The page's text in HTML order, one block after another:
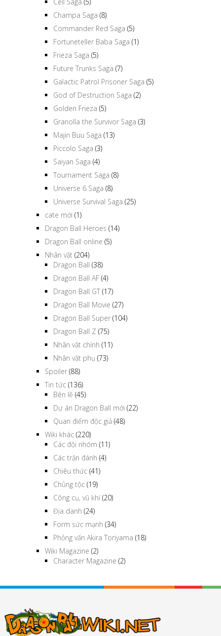
Champa Saga (8)
Commander Red Saga (5)
Fortuneteller Baba Saga (1)
Frieza Saga (5)
Future Trunks Saga (7)
Galactic Patrol Prisoner Saga (5)
God of Destruction Saga (2)
Golden Frieza (5)
Granolla the Survivor Saga (3)
Majin Buu Saga (13)
Piccolo Saga (3)
Saiyan Saga (4)
Tournament Saga (8)
Universe 6 Saga (8)
Universe Survival Saga (25)
cate mới (1)
Dragon Ball Heroes (14)
Dragon Ball online (5)
Nhân vật (204)
Dragon Ball (38)
Dragon Ball AF (4)
Dragon Ball GT (17)
Dragon Ball Movie (27)
Dragon Ball Super (104)
Dragon Ball Z (75)
Nhân vật chính (11)
Nhân vật phụ (73)
Spoiler (88)
Tin tức (136)
Bên lề (45)
Dự án Dragon Ball mới (22)
Quan điểm độc giả (48)
Wiki khác (220)
Các đội nhóm (11)
Các trận đánh (4)
Chiêu thức (41)
Chủng tộc (19)
Công cụ, vũ khí(20)
Địa danh (24)
Form sức mạnh (34)
Phỏng vấn Akira Toriyama (18)
Wiki Magazine (2)
Character Magazine (2)